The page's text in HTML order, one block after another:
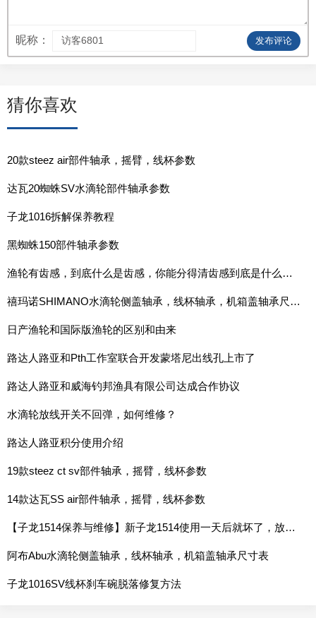
昵称： 发布评论
猜你喜欢
20款steez air部件轴承，摇臂，线杯参数
达瓦20蜘蛛SV水滴轮部件轴承参数
子龙1016拆解保养教程
黑蜘蛛150部件轴承参数
渔轮有齿感，到底什么是齿感，你能分得清齿感到底是什么吗？
禧玛诺SHIMANO水滴轮侧盖轴承，线杯轴承，机箱盖轴承尺寸表
日产渔轮和国际版渔轮的区别和由来
路达人路亚和Pth工作室联合开发蒙塔尼出线孔上市了
路达人路亚和威海钓邦渔具有限公司达成合作协议
水滴轮放线开关不回弹，如何维修？
路达人路亚积分使用介绍
19款steez ct sv部件轴承，摇臂，线杯参数
14款达瓦SS air部件轴承，摇臂，线杯参数
【子龙1514保养与维修】新子龙1514使用一天后就坏了，放线开关无法按下，摇动起来卡卡响
阿布Abu水滴轮侧盖轴承，线杯轴承，机箱盖轴承尺寸表
子龙1016SV线杯刹车碗脱落修复方法